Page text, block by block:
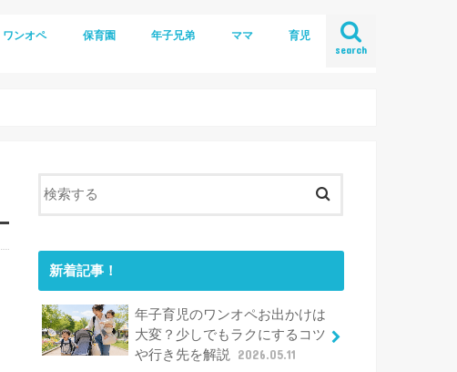
search
ワンオペ 保育園 年子兄弟 ママ 育児
新着記事！
年子育児のワンオペお出かけは
大変？少しでもラクにするコツ
や行き先を解説
2026.05.11